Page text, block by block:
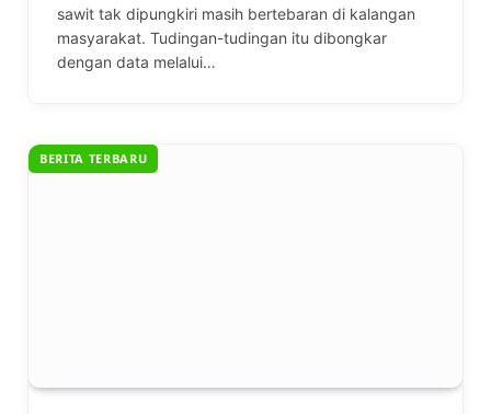
sawit tak dipungkiri masih bertebaran di kalangan
masyarakat. Tudingan-tudingan itu dibongkar
dengan data melalui…
BERITA TERBARU